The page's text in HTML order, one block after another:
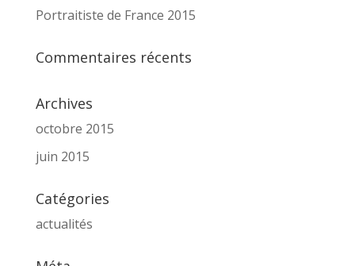
Portraitiste de France 2015
Commentaires récents
Archives
octobre 2015
juin 2015
Catégories
actualités